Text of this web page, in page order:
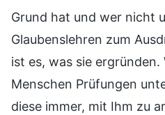
Grund hat und wer nicht
Glaubenslehren zum
ist es, was sie ergründen.
Menschen Prüfungen
diese immer, mit Ihm zu